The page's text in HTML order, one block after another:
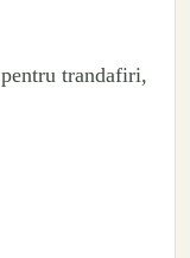
trandafiri,